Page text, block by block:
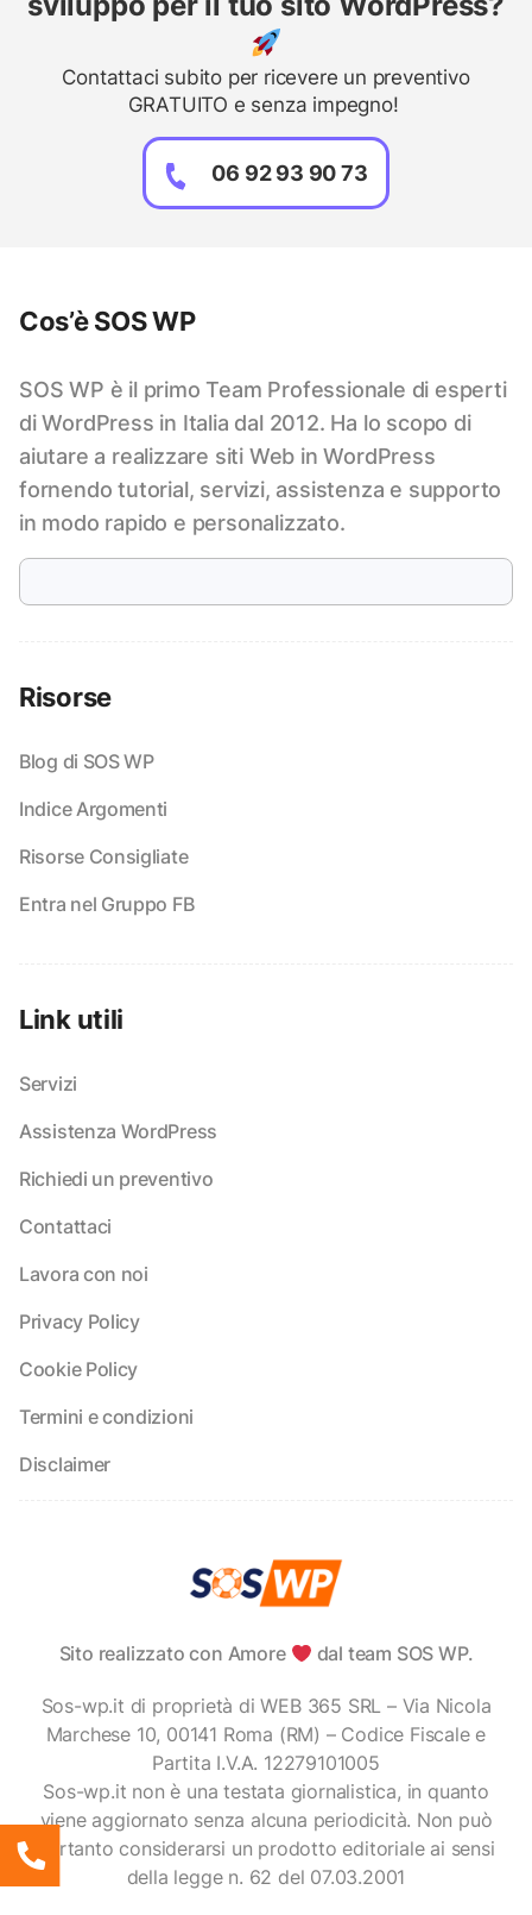
Contattaci subito per ricevere un preventivo
GRATUITO e senza impegno!
06 92 93 90 73
Cos’è SOS WP
SOS WP è il primo Team Professionale di esperti
di WordPress in Italia dal 2012. Ha lo scopo di
aiutare a realizzare siti Web in WordPress
fornendo tutorial, servizi, assistenza e supporto
in modo rapido e personalizzato.
Risorse
Blog di SOS WP
Indice Argomenti
Risorse Consigliate
Entra nel Gruppo FB
Link utili
Servizi
Assistenza WordPress
Richiedi un preventivo
Contattaci
Lavora con noi
Privacy Policy
Cookie Policy
Termini e condizioni
Disclaimer
Sito realizzato con Amore dal team SOS WP.
Sos-wp.it di proprietà di WEB 365 SRL – Via Nicola
Marchese 10, 00141 Roma (RM) – Codice Fiscale e
Partita I.V.A. 12279101005
Sos-wp.it non è una testata giornalistica, in quanto
viene aggiornato senza alcuna periodicità. Non può
pertanto considerarsi un prodotto editoriale ai sensi
della legge n. 62 del 07.03.2001